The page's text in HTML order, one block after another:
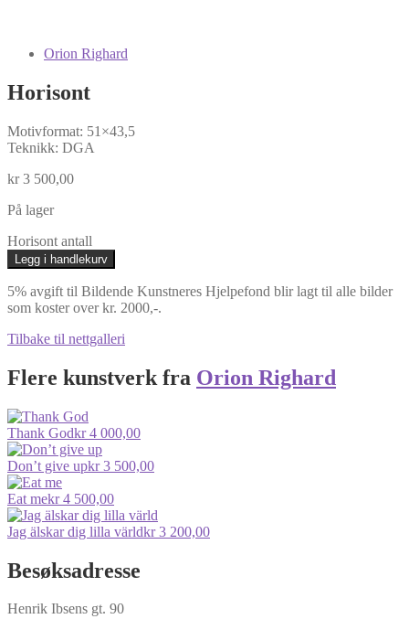
Orion Righard
Horisont
Motivformat: 51×43,5
Teknikk: DGA
kr3 500,00
På lager
Horisont antall
Legg i handlekurv
5% avgift til Bildende Kunstneres Hjelpefond blir lagt til alle bilder
som koster over kr. 2000,-.
Tilbake til nettgalleri
Flere kunstverk fra Orion Righard
Thank Godkr4 000,00
Don’t give upkr3 500,00
Eat mekr4 500,00
Jag älskar dig lilla världkr3 200,00
Besøksadresse
Henrik Ibsens gt. 90